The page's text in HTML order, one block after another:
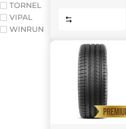
TORNEL
VIPAL
WINRUN